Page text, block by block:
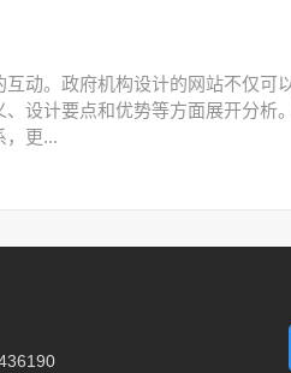
动。政府机构设计的网站不仅可
设计要点和优势等方面展开分析
，更...